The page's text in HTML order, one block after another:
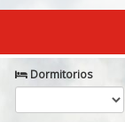
Dormitorios